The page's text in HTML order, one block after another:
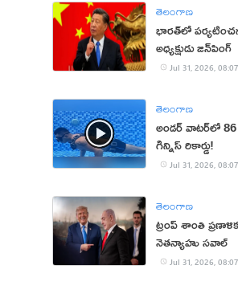
తెలంగాణ
భారత్‌లో
అధ్యక్షుడు జిన్‌పింగ్
Jul 31, 2026,
తెలంగాణ
అండర్ వాటర్‌లో 86
గిన్నిస్ రికార్డు!
Jul 31, 2026,
తెలంగాణ
ట్రంప్ శాంతి
నెతన్యాహు సవాల్‌
Jul 31, 2026,